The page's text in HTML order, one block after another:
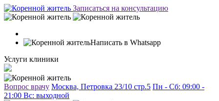
Записаться на консультацию
Написать в Whatsapp
Услуги клиники
Вопрос врачу Москва, Петровка 23/10 стр.5 Пн - Сб: 09:00 -
21:00 Вc: выходной